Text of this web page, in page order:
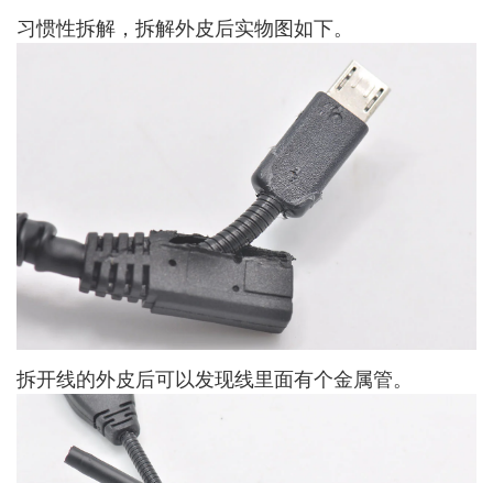
习惯性拆解，拆解外皮后实物图如下。
拆开线的外皮后可以发现线里面有个金属管。